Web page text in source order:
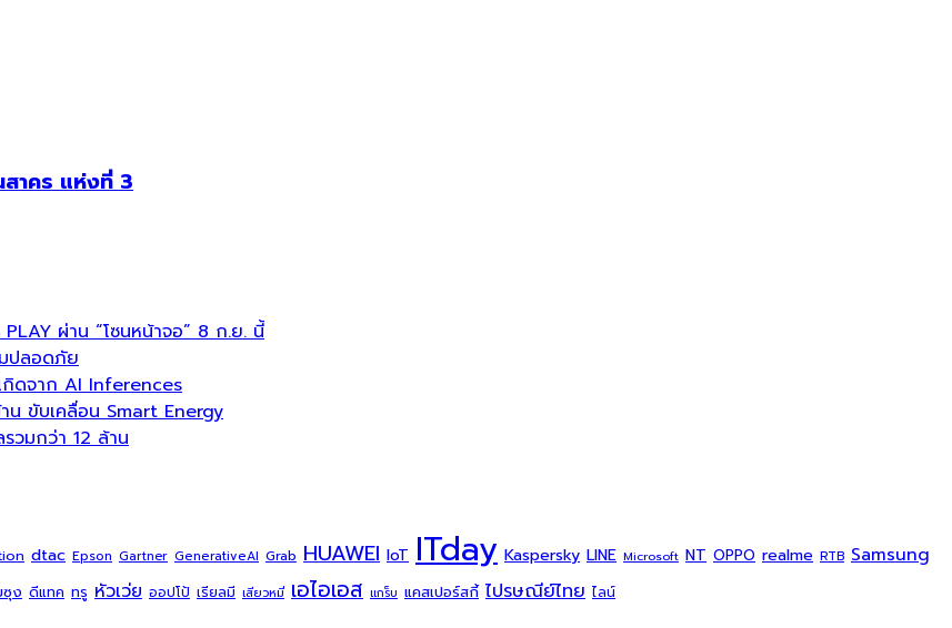
าคร แห่งที่ 3
ผ่าน “โซนหน้าจอ” 8 ก.ย. นี้
ปลอดภัย
กิดจาก AI Inferences
น ขับเคลื่อน Smart Energy
วมกว่า 12 ล้าน
dtac Epson Gartner GenerativeAI Grab HUAWEI IoT ITday Kaspersky LINE Microsoft NT OPPO realme RTB Samsung
ซุง ดีแทค ทรู หัวเว่ย ออปโป้ เรียลมี เสียวหมี่ เอไอเอส แกร็บ แคสเปอร์สกี้ ไปรษณีย์ไทย ไลน์